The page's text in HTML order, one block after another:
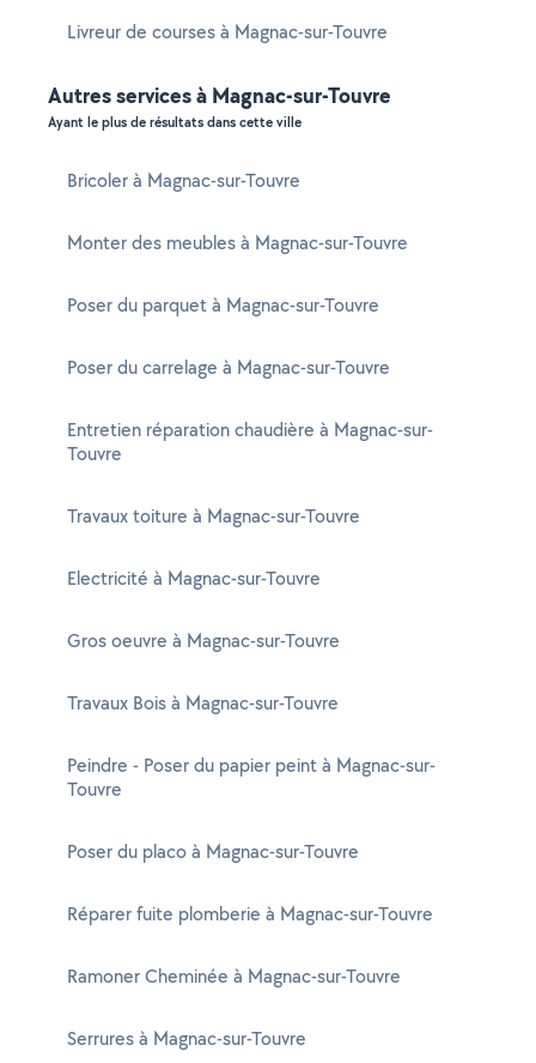
Livreur de courses à Magnac-sur-Touvre
Autres services à Magnac-sur-Touvre
Ayant le plus de résultats dans cette ville
Bricoler à Magnac-sur-Touvre
Monter des meubles à Magnac-sur-Touvre
Poser du parquet à Magnac-sur-Touvre
Poser du carrelage à Magnac-sur-Touvre
Entretien réparation chaudière à Magnac-sur-
Touvre
Travaux toiture à Magnac-sur-Touvre
Electricité à Magnac-sur-Touvre
Gros oeuvre à Magnac-sur-Touvre
Travaux Bois à Magnac-sur-Touvre
Peindre - Poser du papier peint à Magnac-sur-
Touvre
Poser du placo à Magnac-sur-Touvre
Réparer fuite plomberie à Magnac-sur-Touvre
Ramoner Cheminée à Magnac-sur-Touvre
Serrures à Magnac-sur-Touvre